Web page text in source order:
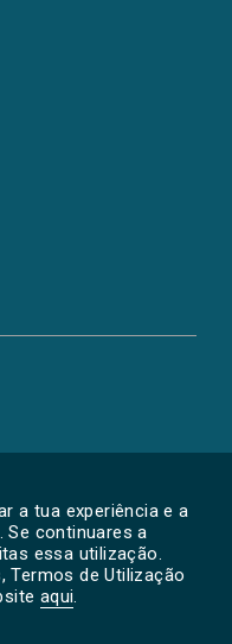
a tua experiência e a
continuares a
essa utilização.
Termos de Utilização
aqui.